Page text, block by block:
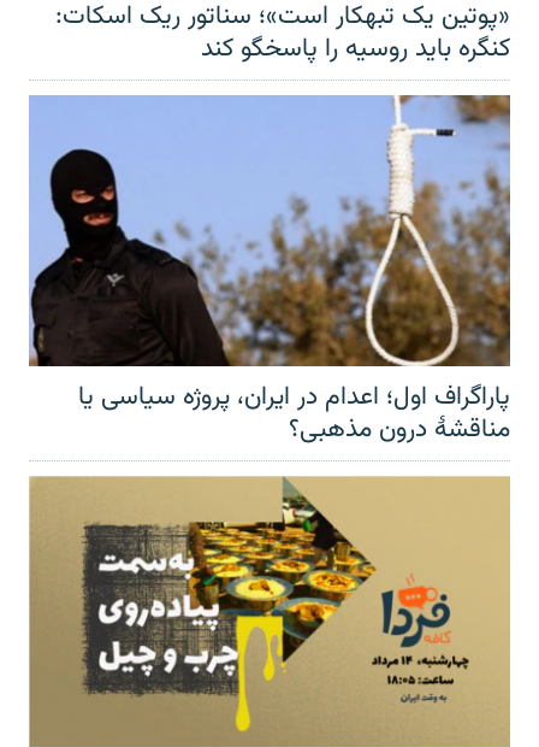
«پوتین یک تبهکار است»؛ سناتور ریک اسکات:
کنگره باید روسیه را پاسخگو کند
پاراگراف اول؛ اعدام در ایران، پروژه سیاسی یا
مناقشهٔ درون مذهبی؟